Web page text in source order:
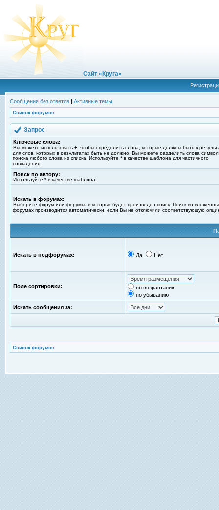
Сайт «Круга»
Сообщения без ответов | Активные темы
Список форумов
Запрос
Ключевые слова:
Вы можете использовать + , чтобы определить слова, которые должны быть в
для слов, которых в результатах быть не должно. Вы можете разделить слова
поиска любого слова из списка. Используйте * в качестве шаблона для частичного
совпадения.
Поиск по автору:
Используйте * в качестве шаблона.
Искать в форумах:
Выберите форум или форумы, в которых будет произведен поиск. Поиск во
форумах производится автоматически, если Вы не отключили соответствующую
Искать в подфорумах: Да Нет
Поле сортировки:
по возрастанию
по убыванию
Искать сообщения за:
Список форумов